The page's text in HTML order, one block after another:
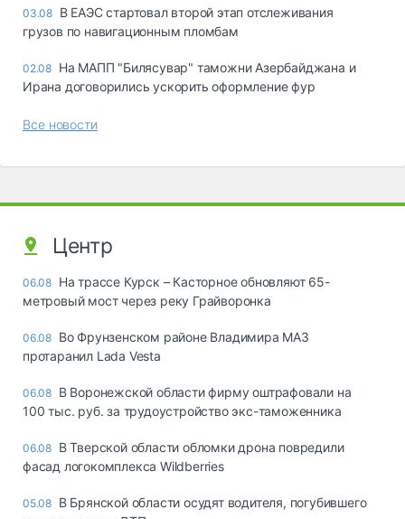
03.08 В ЕАЭС стартовал второй этап отслеживания
грузов по навигационным пломбам
02.08 На МАПП "Билясувар" таможни Азербайджана и
Ирана договорились ускорить оформление фур
Все новости
Центр
06.08 На трассе Курск – Касторное обновляют 65-
метровый мост через реку Грайворонка
06.08 Во Фрунзенском районе Владимира МАЗ
протаранил Lada Vesta
06.08 В Воронежской области фирму оштрафовали на
100 тыс. руб. за трудоустройство экс-таможенника
06.08 В Тверской области обломки дрона повредили
фасад логокомплекса Wildberries
05.08 В Брянской области осудят водителя, погубившего